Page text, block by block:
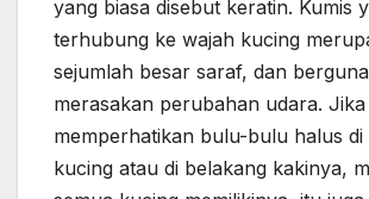
yang biasa disebut keratin. Kumis
terhubung ke wajah kucing
sejumlah besar saraf, dan
merasakan perubahan udara.
memperhatikan bulu-bulu halus di
kucing atau di belakang kakinya,